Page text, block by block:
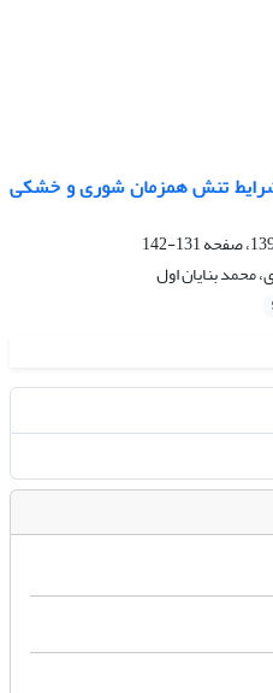
تنش همزمان شوری و خشکی
131-142
محمد بنایان اول